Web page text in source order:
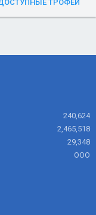
ТРОФЕИ
240,624
2,465,518
29,348
ООО